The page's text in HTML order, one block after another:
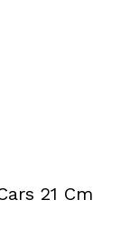
21 Cm